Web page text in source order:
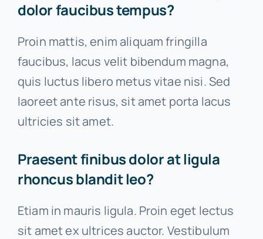
dolor faucibus tempus?
Proin mattis, enim aliquam fringilla
faucibus, lacus velit bibendum magna,
quis luctus libero metus vitae nisi. Sed
laoreet ante risus, sit amet porta lacus
ultricies sit amet.
Praesent finibus dolor at ligula
rhoncus blandit leo?
Etiam in mauris ligula. Proin eget lectus
sit amet ex ultrices auctor. Vestibulum